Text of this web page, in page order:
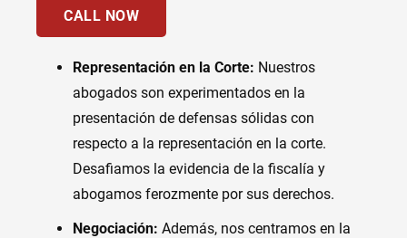
CALL NOW
Representación en la Corte: Nuestros
abogados son experimentados en la
presentación de defensas sólidas con
respecto a la representación en la corte.
Desafiamos la evidencia de la fiscalía y
abogamos ferozmente por sus derechos.
Negociación: Además, nos centramos en la